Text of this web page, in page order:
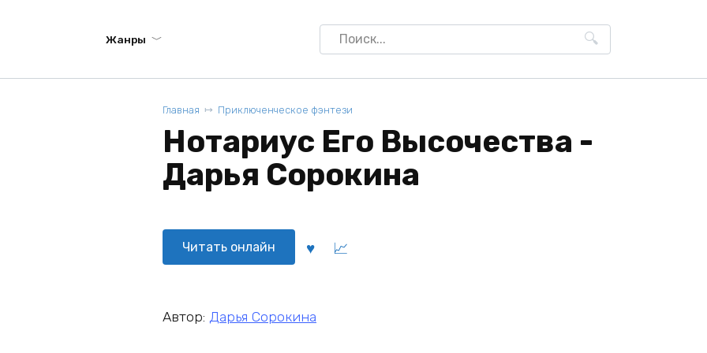
Жанры
Search
for:
Главная Приключенческое фэнтези
Нотариус Его Высочества -
Дарья Сорокина
Читать онлайн
Автор: Дарья Сорокина